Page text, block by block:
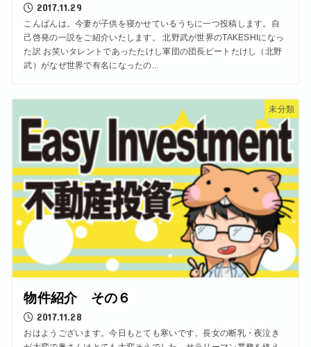
2017.11.29
こんばんは。今妻が子供を寝かせているうちに一つ投稿します。自
己啓発の一説をご紹介いたします。 北野武が世界のTAKESHIになっ
た訳 お笑いタレントであったたけし軍団の団長ビートたけし（北野
武）がなぜ世界で有名になったの...
未分類
物件紹介 その６
2017.11.28
おはようございます。今日もとても寒いです。長女の断乳・夜泣き